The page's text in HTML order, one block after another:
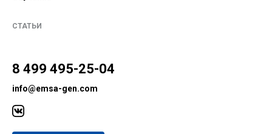
СТАТЬИ
8 499 495-25-04
info@emsa-gen.com